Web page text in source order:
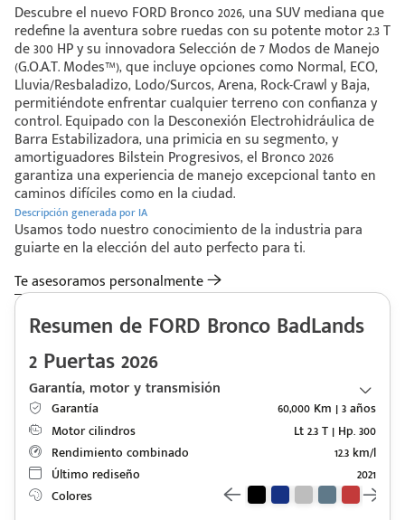
Descubre el nuevo FORD Bronco 2026, una SUV mediana que
redefine la aventura sobre ruedas con su potente motor 2.3 T
de 300 HP y su innovadora Selección de 7 Modos de Manejo
(G.O.A.T. Modes™), que incluye opciones como Normal, ECO,
Lluvia/Resbaladizo, Lodo/Surcos, Arena, Rock-Crawl y Baja,
permitiéndote enfrentar cualquier terreno con confianza y
control. Equipado con la Desconexión Electrohidráulica de
Barra Estabilizadora, una primicia en su segmento, y
amortiguadores Bilstein Progresivos, el Bronco 2026
garantiza una experiencia de manejo excepcional tanto en
caminos difíciles como en la ciudad.
Descripción generada por IA
Usamos todo nuestro conocimiento de la industria para
guiarte en la elección del auto perfecto para ti.
Te asesoramos personalmente
Resumen de FORD Bronco BadLands
2 Puertas 2026
Garantía, motor y transmisión
Garantía
60,000 Km | 3 años
Motor cilindros
Lt 2.3 T | Hp. 300
Rendimiento combinado
12.3 km/l
Último rediseño
2021
Colores